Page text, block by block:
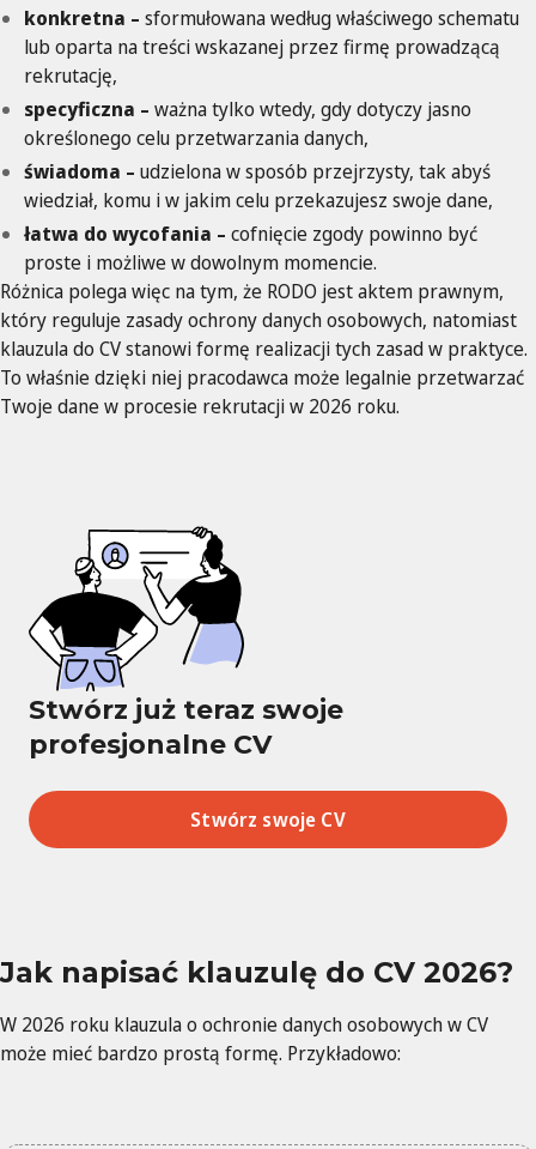
konkretna – sformułowana według właściwego schematu
lub oparta na treści wskazanej przez firmę prowadzącą
rekrutację,
specyficzna – ważna tylko wtedy, gdy dotyczy jasno
określonego celu przetwarzania danych,
świadoma – udzielona w sposób przejrzysty, tak abyś
wiedział, komu i w jakim celu przekazujesz swoje dane,
łatwa do wycofania – cofnięcie zgody powinno być
proste i możliwe w dowolnym momencie.
Różnica polega więc na tym, że RODO jest aktem prawnym,
który reguluje zasady ochrony danych osobowych, natomiast
klauzula do CV stanowi formę realizacji tych zasad w praktyce.
To właśnie dzięki niej pracodawca może legalnie przetwarzać
Twoje dane w procesie rekrutacji w 2026 roku.
Stwórz już teraz swoje
profesjonalne CV
Stwórz swoje CV
Jak napisać klauzulę do CV 2026?
W 2026 roku klauzula o ochronie danych osobowych w CV
może mieć bardzo prostą formę. Przykładowo: